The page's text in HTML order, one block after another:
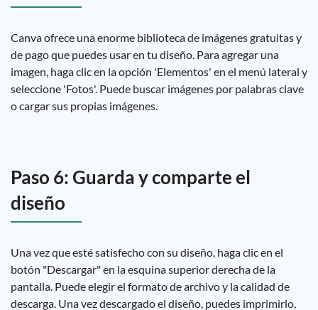
Canva ofrece una enorme biblioteca de imágenes gratuitas y
de pago que puedes usar en tu diseño. Para agregar una
imagen, haga clic en la opción 'Elementos' en el menú lateral y
seleccione 'Fotos'. Puede buscar imágenes por palabras clave
o cargar sus propias imágenes.
Paso 6: Guarda y comparte el
diseño
Una vez que esté satisfecho con su diseño, haga clic en el
botón "Descargar" en la esquina superior derecha de la
pantalla. Puede elegir el formato de archivo y la calidad de
descarga. Una vez descargado el diseño, puedes imprimirlo,